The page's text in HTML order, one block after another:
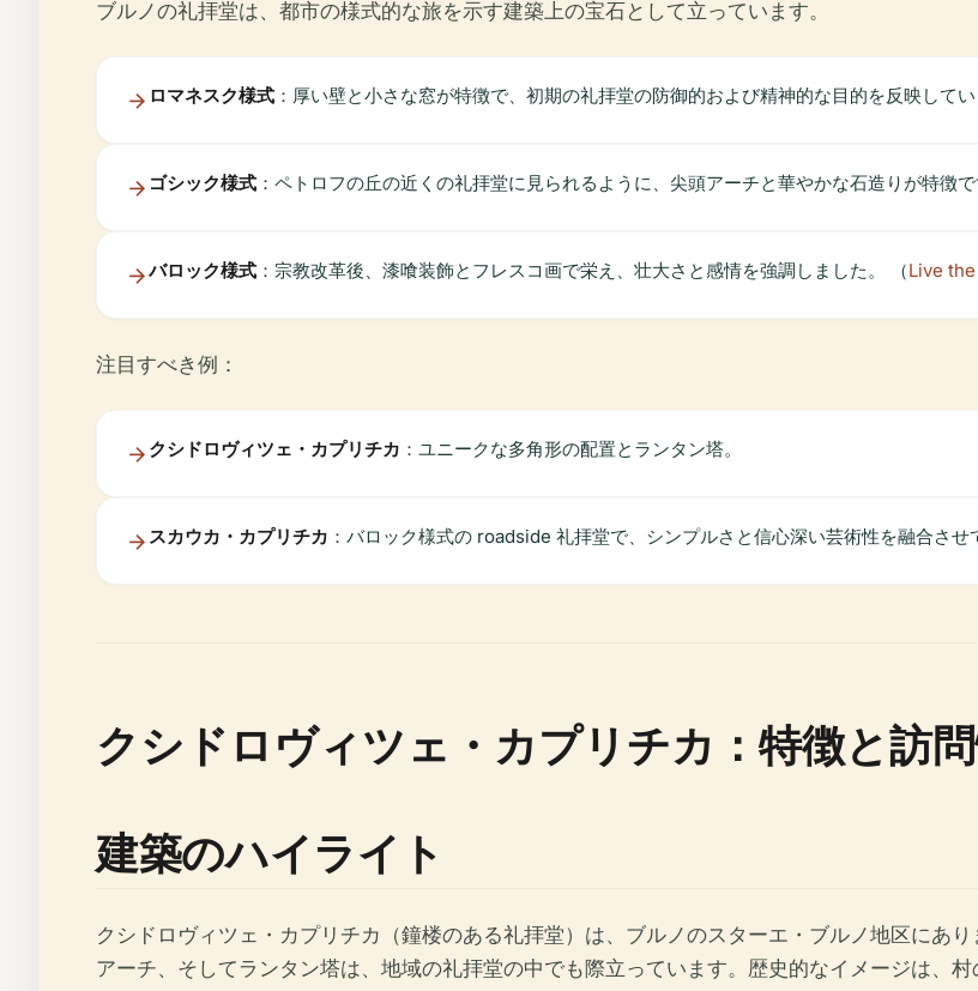
ブルノの礼拝堂は、都市の様式的な旅を示す建築上の宝石として立っています。
ロマネスク様式 ：厚い壁と小さな窓が特徴で、初期の礼拝堂の防御的および精神的な目的を反映してい
ゴシック様式 ：ペトロフの丘の近くの礼拝堂に見られるように、尖頭アーチと華やかな石造りが特徴で
バロック様式 ：宗教改革後、漆喰装飾とフレスコ画で栄え、壮大さと感情を強調しました。 （Live
注目すべき例：
クシドロヴィツェ・カプリチカ ：ユニークな多角形の配置とランタン塔。
スカウカ・カプリチカ ：バロック様式の roadside 礼拝堂で、シンプルさと信心深い芸術性を融合させ
クシドロヴィツェ・カプリチカ：特徴と訪
建築のハイライト
クシドロヴィツェ・カプリチカ（鐘楼のある礼拝堂）は、ブルノのスターエ・ブルノ地区にあ
アーチ、そしてランタン塔は、地域の礼拝堂の中でも際立っています。歴史的なイメージは、